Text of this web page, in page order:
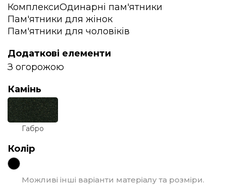
КомплексиОдинарні пам'ятники
Пам'ятники для жінок
Пам'ятники для чоловіків
Додаткові елементи
З огорожою
Камінь
Габро
Колір
Можливі інші варіанти матеріалу та розміри.